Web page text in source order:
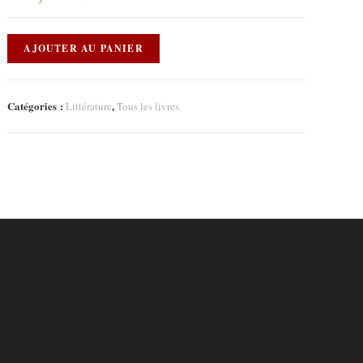
AJOUTER AU PANIER
Catégories :Littérature,Tous les livres